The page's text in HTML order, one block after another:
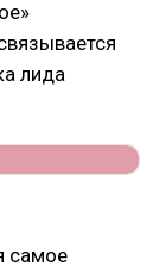
лида
самое